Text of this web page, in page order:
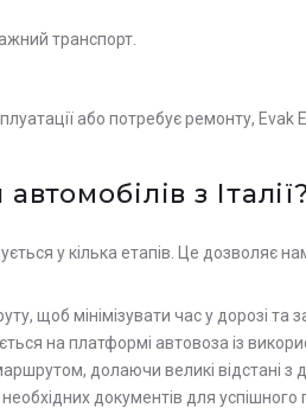
транспорт.
або потребує ремонту,
з Італії?
у кілька етапів. Це дозволяє
щоб мінімізувати час у дорозі та
на платформі автовоза із
долаючи великі відстані
документів для успішного